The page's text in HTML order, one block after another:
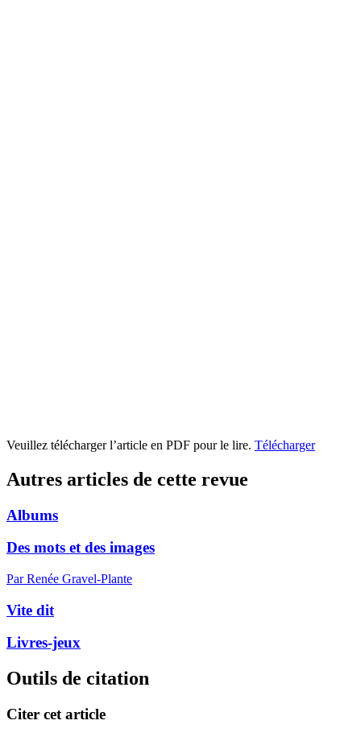
Veuillez télécharger l’article en PDF pour le lire. Télécharger
Autres articles de cette revue
Albums
Des mots et des images
Par Renée Gravel-Plante
Vite dit
Livres-jeux
Outils de citation
Citer cet article